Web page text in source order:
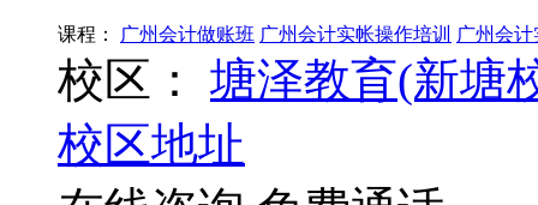
课程： 广州会计做账班 广州会计实帐操作培训 广州会
校区：
塘泽教育(新塘
校区地址